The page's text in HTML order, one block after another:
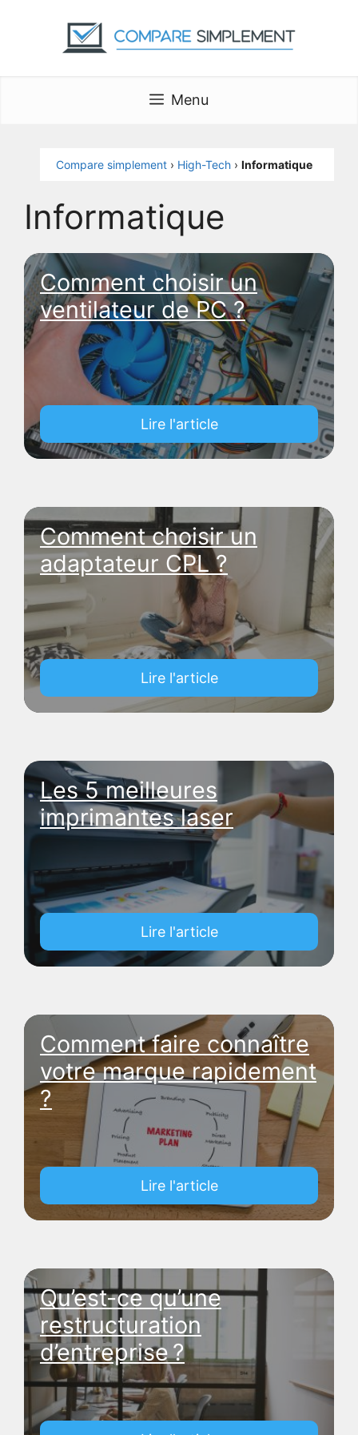
Menu
Compare simplement › High-Tech › Informatique
Informatique
Comment choisir un
ventilateur de PC ?
Lire l'article
Comment choisir un
adaptateur CPL ?
Lire l'article
Les 5 meilleures
imprimantes laser
Lire l'article
Comment faire connaître
votre marque rapidement
?
Lire l'article
Qu’est-ce qu’une
restructuration
d’entreprise ?